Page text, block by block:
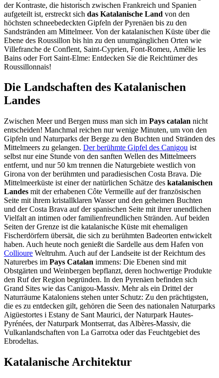
der Kontraste, die historisch zwischen Frankreich und Spanien
aufgeteilt ist, erstreckt sich das Katalanische Land von den
höchsten schneebedeckten Gipfeln der Pyrenäen bis zu den
Sandstränden am Mittelmeer. Von der katalanischen Küste über die
Ebene des Roussillon bis hin zu den unumgänglichen Orten wie
Villefranche de Conflent, Saint-Cyprien, Font-Romeu, Amélie les
Bains oder Fort Saint-Elme: Entdecken Sie die Reichtümer des
Roussillonnais!
Die Landschaften des Katalanischen
Landes
Zwischen Meer und Bergen muss man sich im Pays catalan nicht
entscheiden! Manchmal reichen nur wenige Minuten, um von den
Gipfeln und Naturparks der Berge zu den Buchten und Stränden des
Mittelmeers zu gelangen. Der berühmte Gipfel des Canigou ist
selbst nur eine Stunde von den sanften Wellen des Mittelmeers
entfernt, und nur 50 km trennen die Naturgebiete westlich von
Girona von der berühmten und paradiesischen Costa Brava. Die
Mittelmeerküste ist einer der natürlichen Schätze des katalanischen
Landes mit der erhabenen Côte Vermeille auf der französischen
Seite mit ihrem kristallklaren Wasser und den geheimen Buchten
und der Costa Brava auf der spanischen Seite mit ihrer unendlichen
Vielfalt an intimen oder familienfreundlichen Stränden. Auf beiden
Seiten der Grenze ist die katalanische Küste mit ehemaligen
Fischerdörfern übersät, die sich zu berühmten Badeorten entwickelt
haben. Auch heute noch genießt die Sardelle aus dem Hafen von
Collioure Weltruhm. Auch auf der Landseite ist der Reichtum des
Naturerbes im Pays Catalan immens: Die Ebenen sind mit
Obstgärten und Weinbergen bepflanzt, deren hochwertige Produkte
den Ruf der Region begründen. In den Pyrenäen befinden sich
Grand Sites wie das Canigou-Massiv. Mehr als ein Drittel der
Naturräume Kataloniens stehen unter Schutz: Zu den prächtigsten,
die es zu entdecken gilt, gehören die Seen des nationalen Naturparks
Aigüestortes i Estany de Sant Maurici, der Naturpark Hautes-
Pyrénées, der Naturpark Montserrat, das Albères-Massiv, die
Vulkanlandschaften von La Garrotxa oder das Feuchtgebiet des
Ebrodeltas.
Katalanische Architektur